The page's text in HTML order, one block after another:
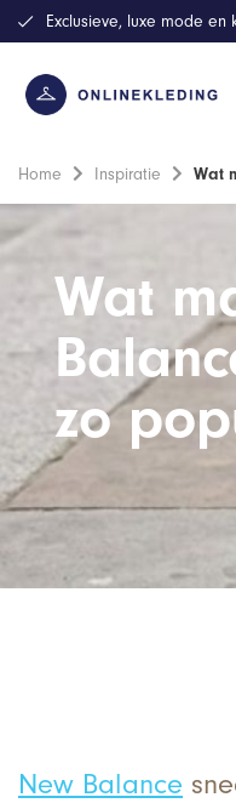
Exclusieve, luxe mode
Home Inspiratie Wat
Wat
zo
New Balance